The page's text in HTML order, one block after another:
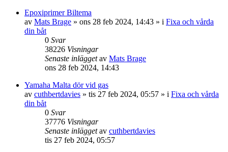
Epoxiprimer Biltema
av Mats Brage » ons 28 feb 2024, 14:43 » i Fixa och vårda
din båt
0 Svar
38226 Visningar
Senaste inläggetav Mats Brage
ons 28 feb 2024, 14:43
Yamaha Malta dör vid gas
av cuthbertdavies » tis 27 feb 2024, 05:57 » i Fixa och vårda
din båt
0 Svar
37776 Visningar
Senaste inläggetav cuthbertdavies
tis 27 feb 2024, 05:57